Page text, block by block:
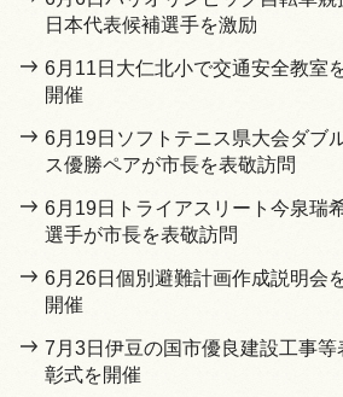
日本代表候補選手を激励
6月11日大仁北小で交通安全教室
開催
6月19日ソフトテニス県大会ダブ
ス優勝ペアが市長を表敬訪問
6月19日トライアスリート今泉瑞
選手が市長を表敬訪問
6月26日個別避難計画作成説明会
開催
7月3日伊豆の国市優良建設工事等
彰式を開催